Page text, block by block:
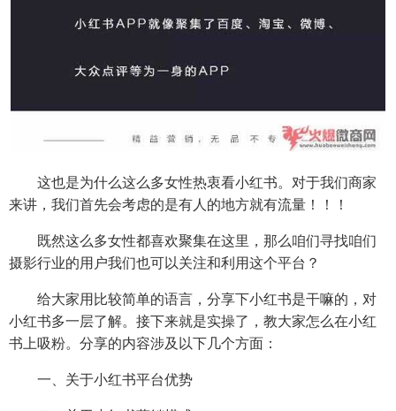
这也是为什么这么多女性热衷看小红书。对于我们商家
来讲，我们首先会考虑的是有人的地方就有流量！！！
既然这么多女性都喜欢聚集在这里，那么咱们寻找咱们
摄影行业的用户我们也可以关注和利用这个平台？
给大家用比较简单的语言，分享下小红书是干嘛的，对
小红书多一层了解。接下来就是实操了，教大家怎么在小红
书上吸粉。分享的内容涉及以下几个方面：
一、关于小红书平台优势